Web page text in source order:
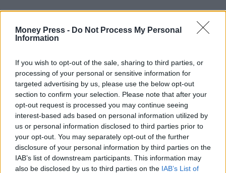
Money Press - Do Not Process My Personal
Information
If you wish to opt-out of the sale, sharing to third parties, or
processing of your personal or sensitive information for
targeted advertising by us, please use the below opt-out
section to confirm your selection. Please note that after your
opt-out request is processed you may continue seeing
interest-based ads based on personal information utilized by
us or personal information disclosed to third parties prior to
your opt-out. You may separately opt-out of the further
disclosure of your personal information by third parties on the
IAB’s list of downstream participants. This information may
also be disclosed by us to third parties on the IAB’s List of